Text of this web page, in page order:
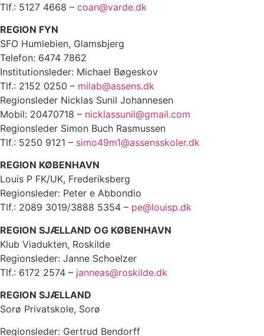
Tlf.: 5127 4668 – coan@varde.dk
REGION FYN
SFO Humlebien, Glamsbjerg
Telefon: 6474 7862
Institutionsleder: Michael Bøgeskov
Tlf.: 2152 0250 – milab@assens.dk
Regionsleder Nicklas Sunil Johannesen
Mobil: 20470718 – nicklassunil@gmail.com
Regionsleder Simon Buch Rasmussen
Tlf.: 5250 9121 – simo49m1@assensskoler.dk
REGION KØBENHAVN
Louis P FK/UK, Frederiksberg
Regionsleder: Peter e Abbondio
Tlf.: 2089 3019/3888 5354 – pe@louisp.dk
REGION SJÆLLAND OG KØBENHAVN
Klub Viadukten, Roskilde
Regionsleder: Janne Schoelzer
Tlf.: 6172 2574 – janneas@roskilde.dk
REGION SJÆLLAND
Sorø Privatskole, Sorø
Regionsleder: Gertrud Bendorff